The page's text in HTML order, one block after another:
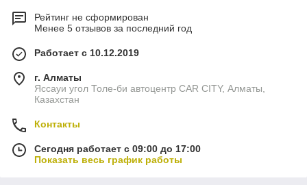
Рейтинг не сформирован
Менее 5 отзывов за последний год
Работает с 10.12.2019
г. Алматы
Яссауи угол Толе-би автоцентр CAR CITY, Алматы,
Казахстан
Контакты
Сегодня работает с 09:00 до 17:00
Показать весь график работы